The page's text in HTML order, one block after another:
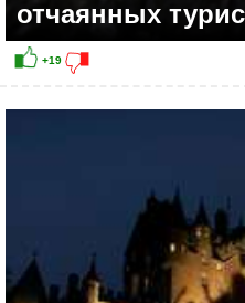
отчаянных